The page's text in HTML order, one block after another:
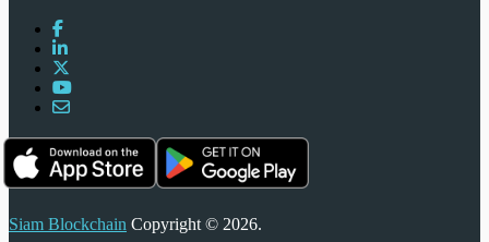
Siam Blockchain Copyright © 2026.